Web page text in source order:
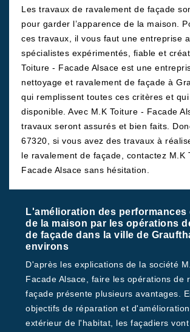
Les travaux de ravalement de façade
pour garder l’apparence de la maison.
ces travaux, il vous faut une entreprise
spécialistes expérimentés, fiable et
Toiture - Facade Alsace est une
nettoyage et ravalement de façade à
qui remplissent toutes ces critères et
disponible. Avec M.K Toiture - Facade
travaux seront assurés et bien faits.
67320, si vous avez des travaux à
le ravalement de façade, contactez M.K
Facade Alsace sans hésitation.
L'amélioration des
de la maison par les opérations
de façade dans la ville de
environs
D'après les explications de la société
Facade Alsace, faire les opérations de
façade présente plusieurs avantages.
objectifs de réparation et
extérieur de l'habitat, les façadiers